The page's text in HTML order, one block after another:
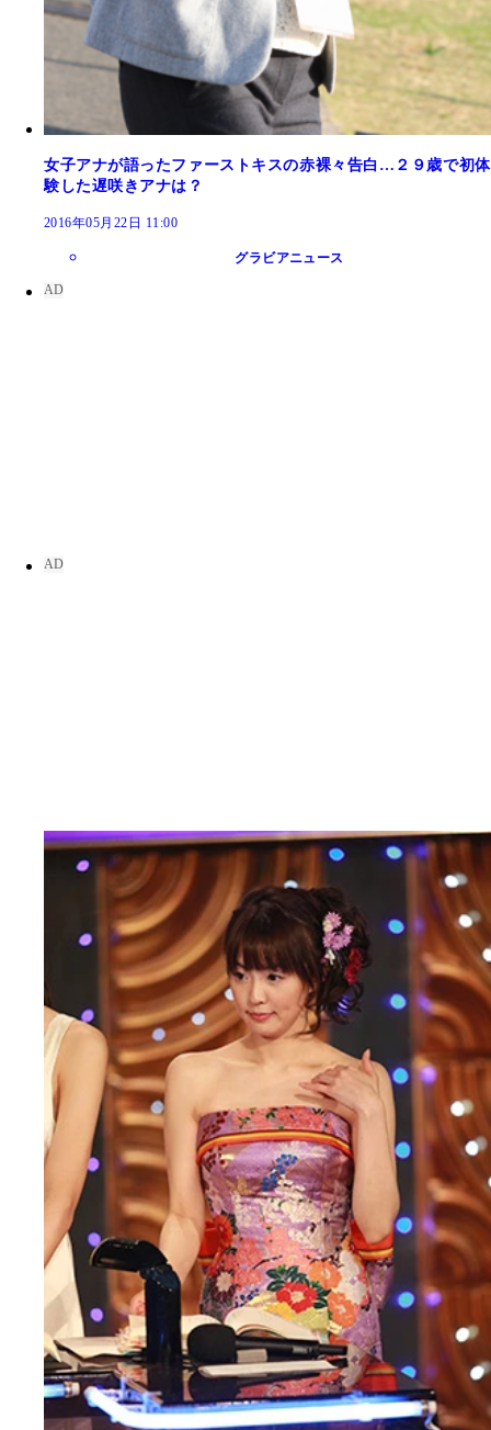
女子アナが語ったファーストキスの赤裸々告白…２９歳で初体
験した遅咲きアナは？
2016年05月22日 11:00
グラビアニュース